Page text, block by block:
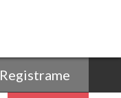
Registrame